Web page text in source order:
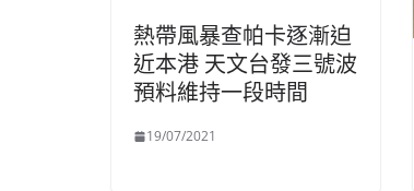
熱帶風暴查帕卡逐漸迫
近本港 天文台發三號波
預料維持一段時間
19/07/2021